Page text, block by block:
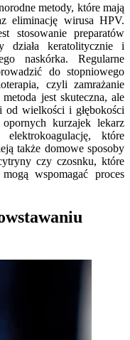
metody, które mają
eliminację wirusa HPV.
stosowanie preparatów
działa keratolitycznie i
naskórka. Regularne
do stopniowego
czyli zamrażanie
jest skuteczna, ale
od wielkości i głębokości
kurzajek lekarz
które
także domowe sposoby
czy czosnku, które
wspomagać proces